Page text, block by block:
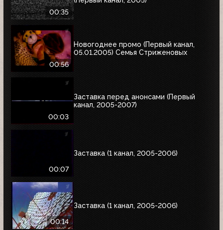
00:35
00:56
Новогоднее промо (Первый канал,
05.01.2005) Семья Стриженовых
00:03
Заставка перед анонсами (Первый
канал, 2005-2007)
00:07
Заставка (1 канал, 2005-2006)
00:14
Заставка (1 канал, 2005-2006)